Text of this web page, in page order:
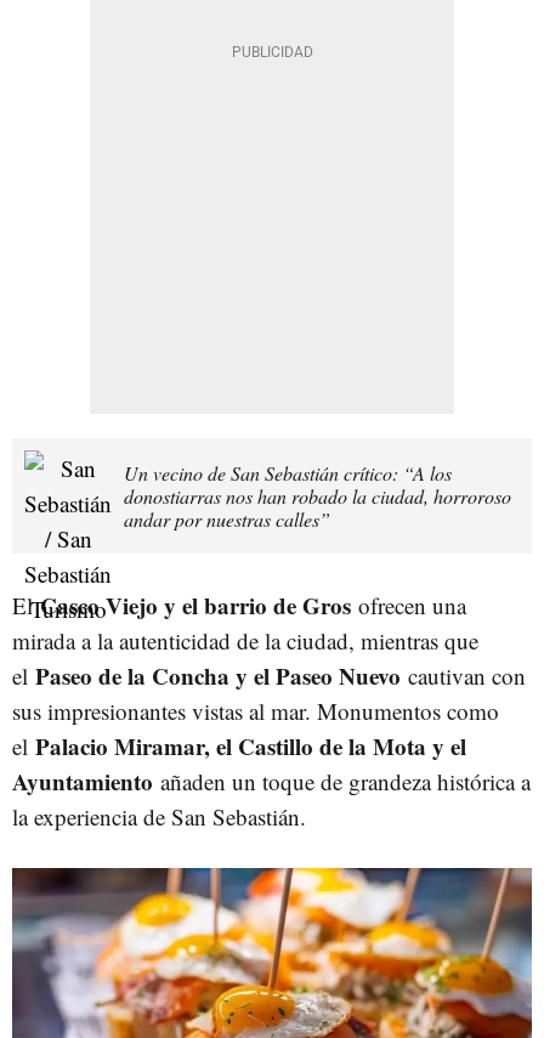
Un vecino de San Sebastián crítico: “A los
donostiarras nos han robado la ciudad, horroroso
andar por nuestras calles”
ElCasco Viejo y el barrio de Gros ofrecen una
mirada a la autenticidad de la ciudad, mientras que
el Paseo de la Concha y el Paseo Nuevo cautivan con
sus impresionantes vistas al mar. Monumentos como
el Palacio Miramar, el Castillo de la Mota y el
Ayuntamiento añaden un toque de grandeza histórica a
la experiencia de San Sebastián.